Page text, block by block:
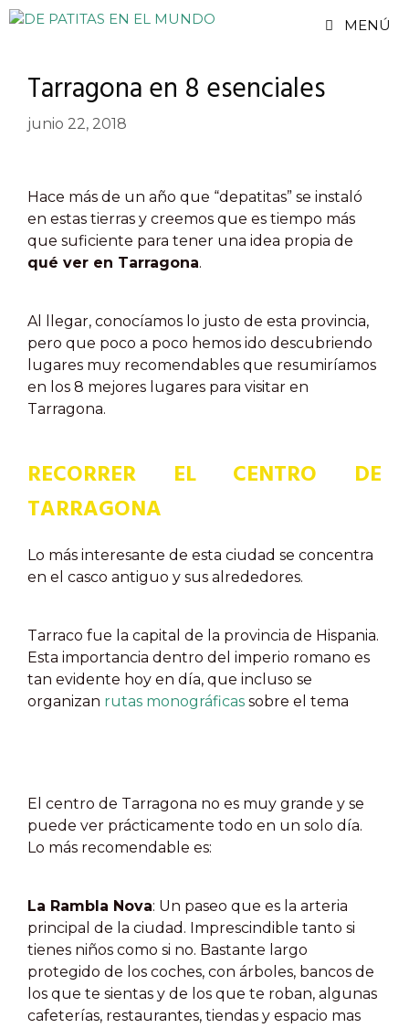
Saltar
MENÚ
Tarragona en 8 esenciales
junio 22, 2018
Hace más de un año que “depatitas” se instaló
en estas tierras y creemos que es tiempo más
que suficiente para tener una idea propia de
qué ver en Tarragona.
Al llegar, conocíamos lo justo de esta provincia,
pero que poco a poco hemos ido descubriendo
lugares muy recomendables que resumiríamos
en los 8 mejores lugares para visitar en
Tarragona.
RECORRER EL CENTRO DE
TARRAGONA
Lo más interesante de esta ciudad se concentra
en el casco antiguo y sus alrededores.
Tarraco fue la capital de la provincia de Hispania.
Esta importancia dentro del imperio romano es
tan evidente hoy en día, que incluso se
organizan rutas monográficas sobre el tema
El centro de Tarragona no es muy grande y se
puede ver prácticamente todo en un solo día.
Lo más recomendable es:
La Rambla Nova: Un paseo que es la arteria
principal de la ciudad. Imprescindible tanto si
tienes niños como si no. Bastante largo
protegido de los coches, con árboles, bancos de
los que te sientas y de los que te roban, algunas
cafeterías, restaurantes, tiendas y espacio mas